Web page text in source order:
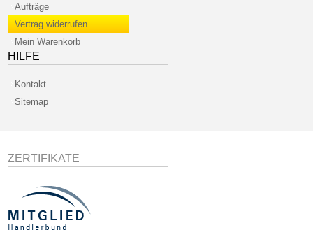
Aufträge
Vertrag widerrufen
Mein Warenkorb
HILFE
Kontakt
Sitemap
ZERTIFIKATE